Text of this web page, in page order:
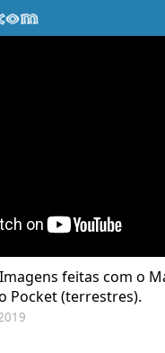
feitas com o
Pocket (terrestres).